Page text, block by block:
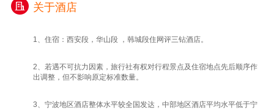
店铺，传统叫卖声与现代笑语交融，演绎着丝
程车次/航班送团，返回温馨的家！
关于酒店
1、住宿：西安段，华山段 ，韩城段住网评三钻酒店。
2、若遇不可抗力因素，旅行社有权对行程景点及住宿地点先后顺序作
出调整，但不影响原定标准数量。
3、宁波地区酒店整体水平较全国发达，中部地区酒店平均水平低于宁